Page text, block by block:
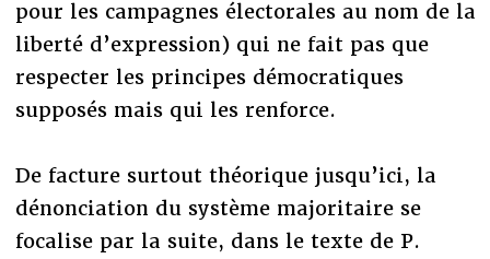
pour les campagnes électorales au nom de la
liberté d’expression) qui ne fait pas que
respecter les principes démocratiques
supposés mais qui les renforce.
De facture surtout théorique jusqu’ici, la
dénonciation du système majoritaire se
focalise par la suite, dans le texte de P.